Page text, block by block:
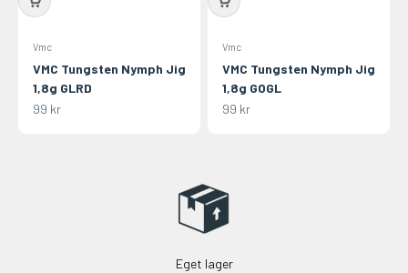
Vmc
VMC Tungsten Nymph Jig
1,8g GLRD
REA-pris
99 kr
Vmc
VMC Tungsten Nymph Jig
1,8g GOGL
REA-pris
99 kr
Eget lager